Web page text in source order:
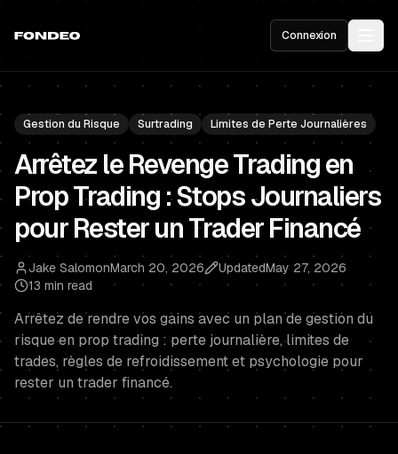
Connexion
Gestion du Risque Surtrading Limites de Perte Journalières
Arrêtez le Revenge Trading en
Prop Trading : Stops Journaliers
pour Rester un Trader Financé
Jake SalomonMarch 20, 2026 UpdatedMay 27, 2026
13 min read
Arrêtez de rendre vos gains avec un plan de gestion du
risque en prop trading : perte journalière, limites de
trades, règles de refroidissement et psychologie pour
rester un trader financé.